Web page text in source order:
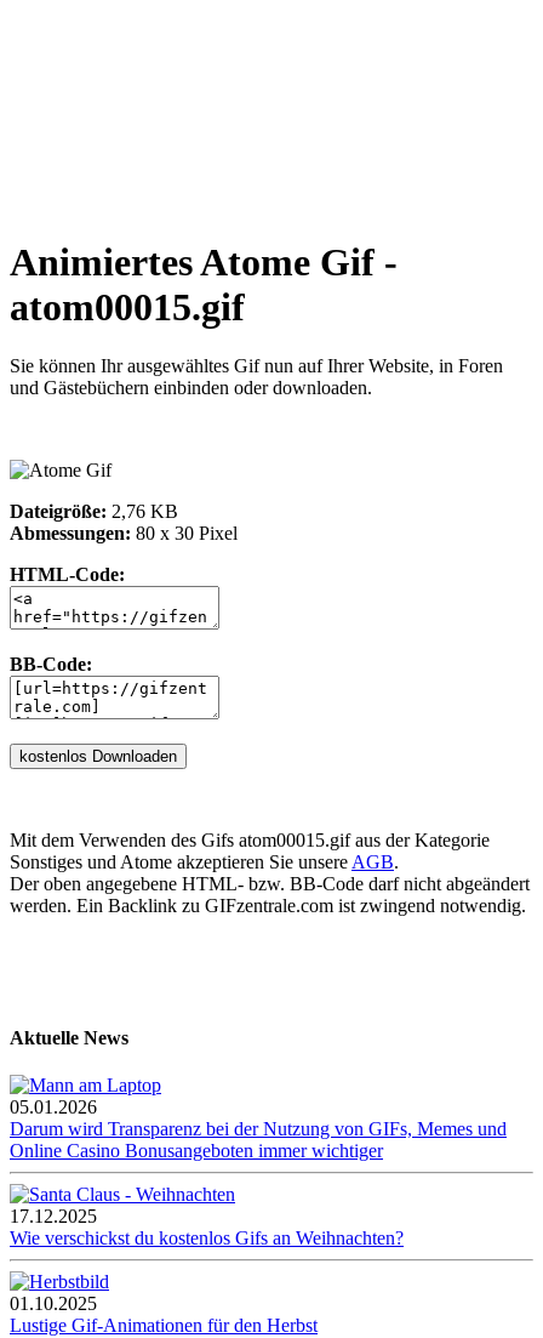
Animiertes Atome Gif -
atom00015.gif
Sie können Ihr ausgewähltes Gif nun auf Ihrer Website, in Foren
und Gästebüchern einbinden oder downloaden.
Dateigröße: 2,76 KB
Abmessungen: 80 x 30 Pixel
HTML-Code:
BB-Code:
Mit dem Verwenden des Gifs atom00015.gif aus der Kategorie
Sonstiges und Atome akzeptieren Sie unsere AGB.
Der oben angegebene HTML- bzw. BB-Code darf nicht abgeändert
werden. Ein Backlink zu GIFzentrale.com ist zwingend notwendig.
Aktuelle News
05.01.2026
Darum wird Transparenz bei der Nutzung von GIFs, Memes und
Online Casino Bonusangeboten immer wichtiger
17.12.2025
Wie verschickst du kostenlos Gifs an Weihnachten?
01.10.2025
Lustige Gif-Animationen für den Herbst